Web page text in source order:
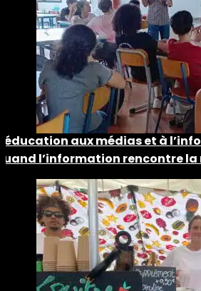
aux médias et à
l’information rencontre la